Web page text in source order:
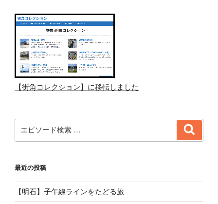
【街角コレクション】に移転しました
最近の投稿
【明石】子午線ラインをたどる旅